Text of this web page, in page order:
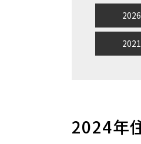
2024年